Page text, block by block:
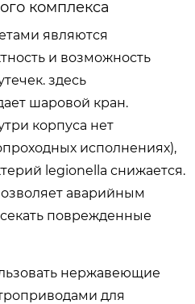
комплекса
являются
и возможность
здесь
шаровой кран.
корпуса нет
исполнениях),
legionella снижается.
аварийным
поврежденные
нержавеющие
для